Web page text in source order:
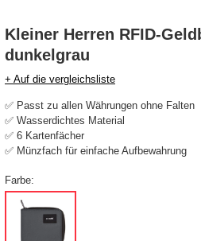
Kleiner Herren RFID-
dunkelgrau
+ Auf die vergleichsliste
✅ Passt zu allen Währungen ohne Falten
✅ Wasserdichtes Material
✅ 6 Kartenfächer
✅ Münzfach für einfache Aufbewahrung
Farbe